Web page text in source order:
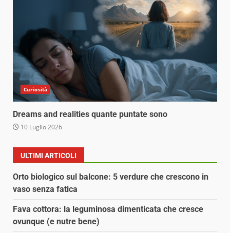
Curiosità
Dreams and realities quante puntate sono
10 Luglio 2026
ULTIMI ARTICOLI
Orto biologico sul balcone: 5 verdure che crescono in
vaso senza fatica
Fava cottora: la leguminosa dimenticata che cresce
ovunque (e nutre bene)